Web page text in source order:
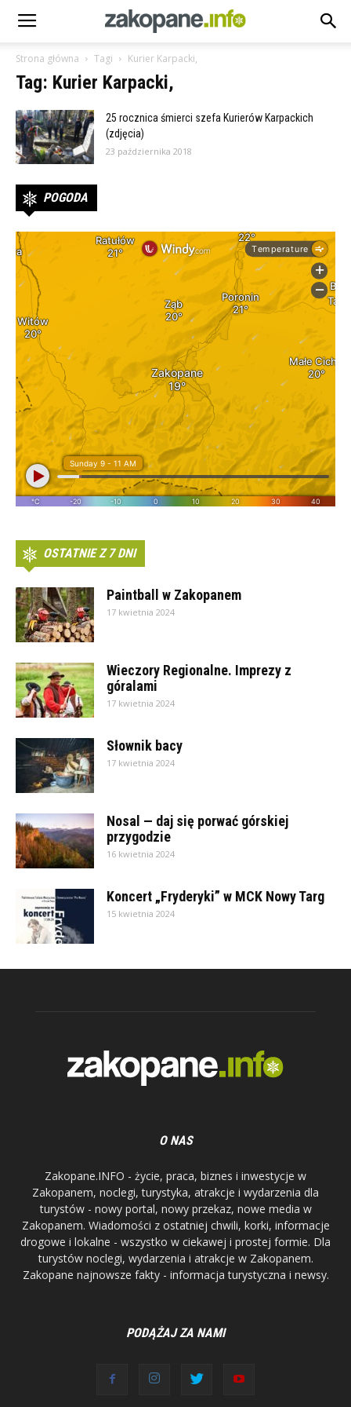
Strona główna Tagi Kurier Karpacki,
Tag: Kurier Karpacki,
25 rocznica śmierci szefa Kurierów Karpackich
(zdjęcia)
23 października 2018
POGODA
OSTATNIE Z 7 DNI
Paintball w Zakopanem
17 kwietnia 2024
Wieczory Regionalne. Imprezy z
góralami
17 kwietnia 2024
Słownik bacy
17 kwietnia 2024
Nosal — daj się porwać górskiej
przygodzie
16 kwietnia 2024
Koncert „Fryderyki” w MCK Nowy Targ
15 kwietnia 2024
O NAS
Zakopane.INFO - życie, praca, biznes i inwestycje w
Zakopanem, noclegi, turystyka, atrakcje i wydarzenia dla
turystów - nowy portal, nowy przekaz, nowe media w
Zakopanem. Wiadomości z ostatniej chwili, korki, informacje
drogowe i lokalne - wszystko w ciekawej i prostej formie. Dla
turystów noclegi, wydarzenia i atrakcje w Zakopanem.
Zakopane najnowsze fakty - informacja turystyczna i newsy.
PODĄŻAJ ZA NAMI